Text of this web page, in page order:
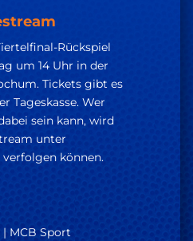
Rückspiel
um 14 Uhr in der
Tickets gibt es
Tageskasse. Wer
sein kann, wird
unter
verfolgen können.
MCB Sport